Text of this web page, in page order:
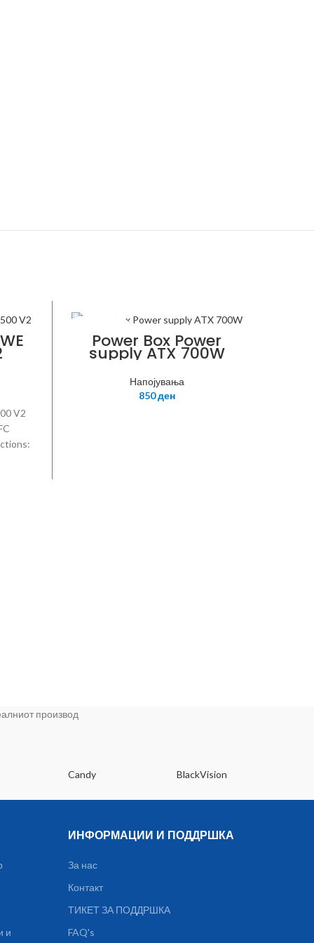
V2
POWER BOX
Power Box Power
supply ATX 700W
Напојувања
850ден
производ
Candy BlackVision
и
ИНФОРМАЦИИ И ПОДДРШКА
За нас
Контакт
ТИКЕТ ЗА ПОДДРШКА
FAQ's